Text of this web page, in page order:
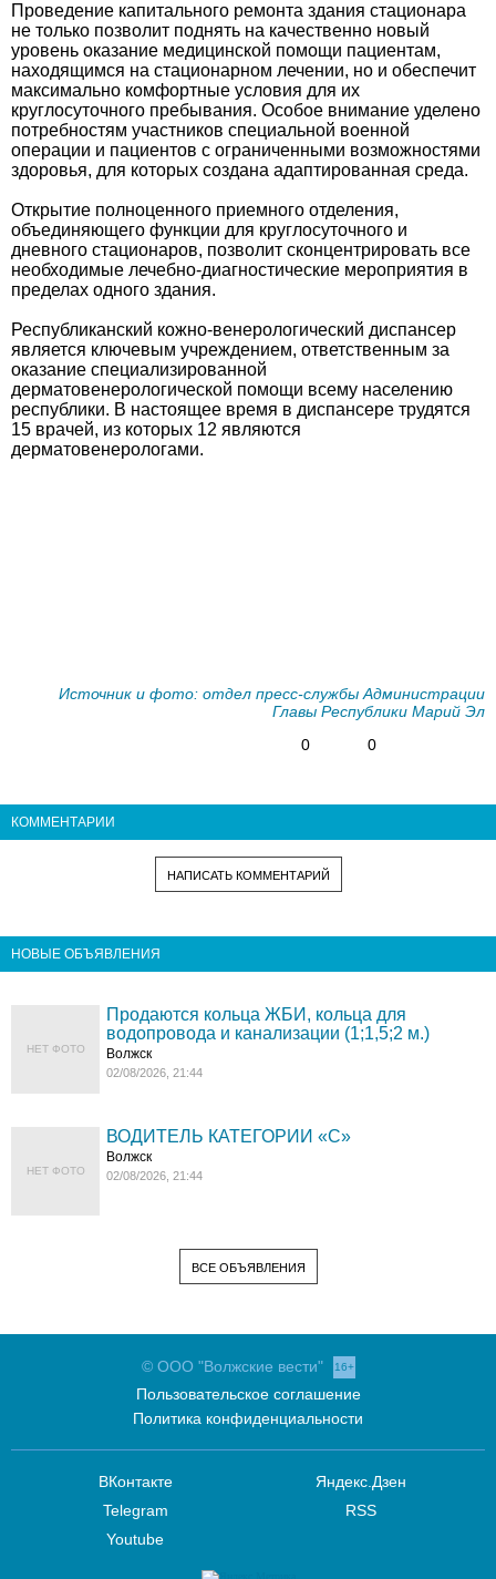
Проведение капитального ремонта здания стационара
не только позволит поднять на качественно новый
уровень оказание медицинской помощи пациентам,
находящимся на стационарном лечении, но и обеспечит
максимально комфортные условия для их
круглосуточного пребывания. Особое внимание уделено
потребностям участников специальной военной
операции и пациентов с ограниченными возможностями
здоровья, для которых создана адаптированная среда.
Открытие полноценного приемного отделения,
объединяющего функции для круглосуточного и
дневного стационаров, позволит сконцентрировать все
необходимые лечебно-диагностические мероприятия в
пределах одного здания.
Республиканский кожно-венерологический диспансер
является ключевым учреждением, ответственным за
оказание специализированной
дерматовенерологической помощи всему населению
республики. В настоящее время в диспансере трудятся
15 врачей, из которых 12 являются
дерматовенерологами.
Источник и фото: отдел пресс-службы Администрации
Главы Республики Марий Эл
0
0
КОММЕНТАРИИ
НАПИСАТЬ КОММЕНТАРИЙ
НОВЫЕ ОБЪЯВЛЕНИЯ
НЕТ ФОТО
Продаются кольца ЖБИ, кольца для
водопровода и канализации (1;1,5;2 м.)
Волжск
02/08/2026, 21:44
НЕТ ФОТО
ВОДИТЕЛЬ КАТЕГОРИИ «C»
Волжск
02/08/2026, 21:44
ВСЕ ОБЪЯВЛЕНИЯ
© ООО "Волжские вести" 16+
Пользовательское соглашение
Политика конфиденциальности
ВКонтакте
Telegram
Youtube
Яндекс.Дзен
RSS